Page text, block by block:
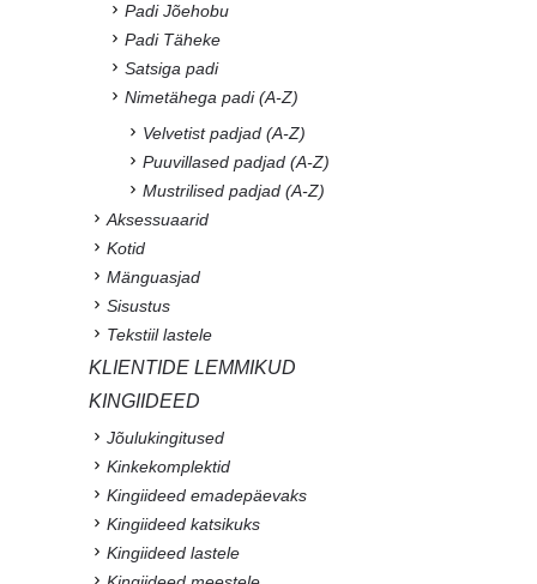
Padi Jõehobu
Padi Täheke
Satsiga padi
Nimetähega padi (A-Z)
Velvetist padjad (A-Z)
Puuvillased padjad (A-Z)
Mustrilised padjad (A-Z)
Aksessuaarid
Kotid
Mänguasjad
Sisustus
Tekstiil lastele
KLIENTIDE LEMMIKUD
KINGIIDEED
Jõulukingitused
Kinkekomplektid
Kingiideed emadepäevaks
Kingiideed katsikuks
Kingiideed lastele